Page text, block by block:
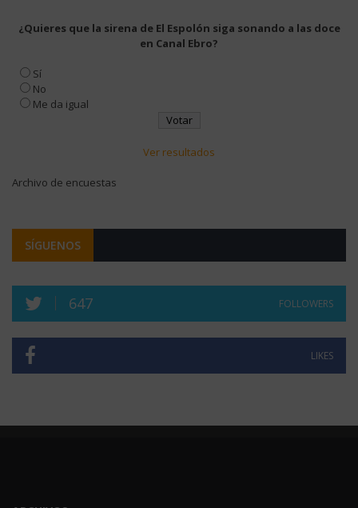
¿Quieres que la sirena de El Espolón siga sonando a las doce
en Canal Ebro?
Sí
No
Me da igual
Ver resultados
Archivo de encuestas
SÍGUENOS
647 FOLLOWERS
LIKES